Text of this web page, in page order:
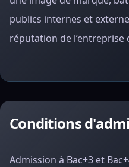
publics internes et
réputation de l’entreprise
Conditions
Admission à Bac+3 et